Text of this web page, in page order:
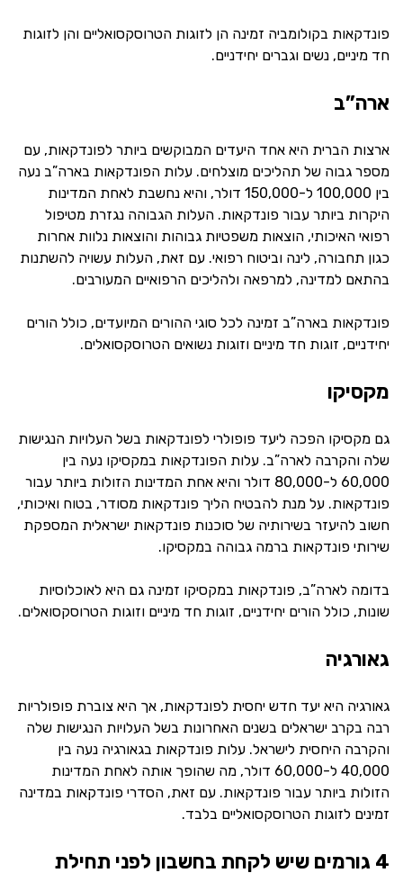
פונדקאות בקולומביה זמינה הן לזוגות הטרוסקסואליים והן לזוגות
חד מיניים, נשים וגברים יחידניים.
ארה”ב
ארצות הברית היא אחד היעדים המבוקשים ביותר לפונדקאות, עם
מספר גבוה של תהליכים מוצלחים. עלות הפונדקאות בארה”ב נעה
בין 100,000 ל-150,000 דולר, והיא נחשבת לאחת המדינות
היקרות ביותר עבור פונדקאות. העלות הגבוהה נגזרת מטיפול
רפואי האיכותי, הוצאות משפטיות גבוהות והוצאות נלוות אחרות
כגון תחבורה, לינה וביטוח רפואי. עם זאת, העלות עשויה להשתנות
בהתאם למדינה, למרפאה ולהליכים הרפואיים המעורבים.
פונדקאות בארה”ב זמינה לכל סוגי ההורים המיועדים, כולל הורים
יחידניים, זוגות חד מיניים וזוגות נשואים הטרוסקסואלים.
מקסיקו
גם מקסיקו הפכה ליעד פופולרי לפונדקאות בשל העלויות הנגישות
שלה והקרבה לארה”ב. עלות הפונדקאות במקסיקו נעה בין
60,000 ל-80,000 דולר והיא אחת המדינות הזולות ביותר עבור
פונדקאות. על מנת להבטיח הליך פונדקאות מסודר, בטוח ואיכותי,
חשוב להיעזר בשירותיה של סוכנות פונדקאות ישראלית המספקת
שירותי פונדקאות ברמה גבוהה במקסיקו.
בדומה לארה”ב, פונדקאות במקסיקו זמינה גם היא לאוכלוסיות
שונות, כולל הורים יחידניים, זוגות חד מיניים וזוגות הטרוסקסואלים.
גאורגיה
גאורגיה היא יעד חדש יחסית לפונדקאות, אך היא צוברת פופולריות
רבה בקרב ישראלים בשנים האחרונות בשל העלויות הנגישות שלה
והקרבה היחסית לישראל. עלות פונדקאות בגאורגיה נעה בין
40,000 ל-60,000 דולר, מה שהופך אותה לאחת המדינות
הזולות ביותר עבור פונדקאות. עם זאת, הסדרי פונדקאות במדינה
זמינים לזוגות הטרוסקסואליים בלבד.
4 גורמים שיש לקחת בחשבון לפני תחילת